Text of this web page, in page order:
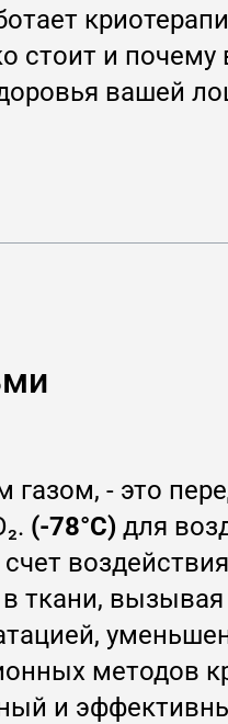
стоит и почему
вашей
газом, - это
(-78°C) для
ткани,
методов
и